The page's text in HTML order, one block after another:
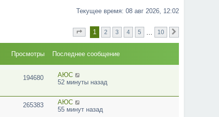
Текущее время: 08 авг 2026, 12:02
Страница из 10
1 2 3 4 5 10
Просмотры Последнее сообщение
194680
АЮС
52 минуты назад
265383
АЮС
55 минут назад